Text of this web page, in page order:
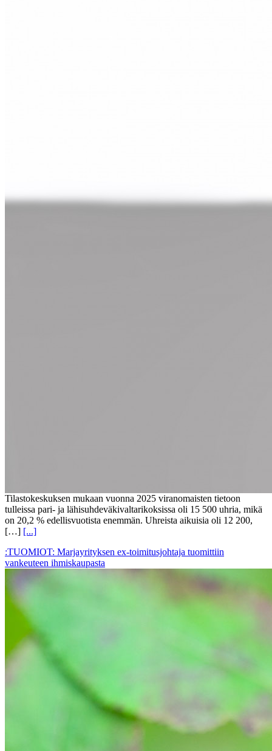
Tilastokeskuksen mukaan vuonna 2025 viranomaisten tietoon
tulleissa pari- ja lähisuhdeväkivaltarikoksissa oli 15 500 uhria, mikä
on 20,2 % edellisvuotista enemmän. Uhreista aikuisia oli 12 200,
[…] [...]
:TUOMIOT: Marjayrityksen ex-toimitusjohtaja tuomittiin
vankeuteen ihmiskaupasta